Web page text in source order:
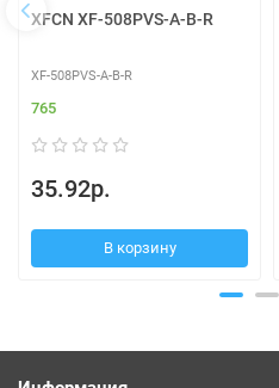
XFCN XF-508PVS-A-B-R
XF-508PVS-A-B-R
765
35.92р.
В корзину